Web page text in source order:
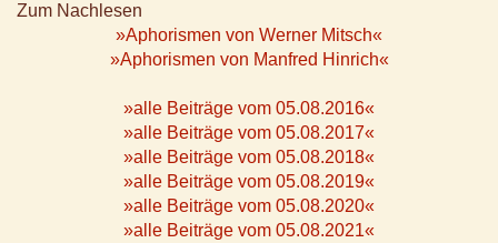
Zum Nachlesen
»Aphorismen von Werner Mitsch«
»Aphorismen von Manfred Hinrich«
»alle Beiträge vom 05.08.2016«
»alle Beiträge vom 05.08.2017«
»alle Beiträge vom 05.08.2018«
»alle Beiträge vom 05.08.2019«
»alle Beiträge vom 05.08.2020«
»alle Beiträge vom 05.08.2021«